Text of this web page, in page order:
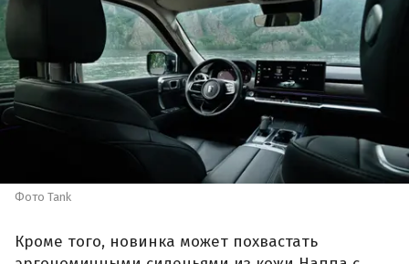
Фото Tank
Кроме того, новинка может похвастать